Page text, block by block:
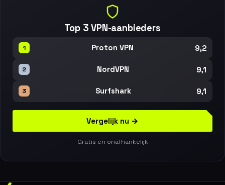
Top 3 VPN-aanbieders
1 Proton VPN 9,2
2 NordVPN 9,1
3 Surfshark 9,1
Vergelijk nu →
Gratis en onafhankelijk